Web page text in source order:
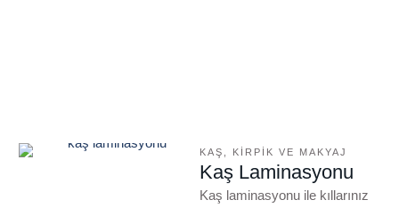
KAŞ, KIRPIK VE MAKYAJ
Kaş Laminasyonu
Kaş laminasyonu ile kıllarınız